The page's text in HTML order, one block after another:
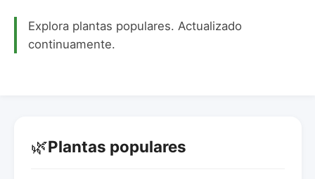
Explora plantas populares. Actualizado
continuamente.
🌿Plantas populares